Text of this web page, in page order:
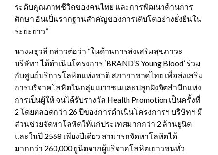
ระดับคุณภาพชีวิตของคนไทย และการพัฒนาด้านการ
ศึกษา อันเป็นรากฐานสำคัญของการเติบโตอย่างยั่งยืนใน
ระยะยาว”
นางมธุวลี กล่าวต่อว่า “ในด้านการส่งเสริมสุขภาวะ
บริษัทฯ ได้ดำเนินโครงการ ‘BRAND’S Young Blood’ ร่วม
กับศูนย์บริการโลหิตแห่งชาติ สภากาชาดไทย เพื่อส่งเสริม
การบริจาคโลหิตในกลุ่มเยาวชนและปลูกฝังจิตสำนึกแห่ง
การเป็นผู้ให้ จนได้รับรางวัล Health Promotion เป็นครั้งที่
2 โดยตลอดกว่า 26 ปีของการดำเนินโครงการฯ บริษัทฯ มี
ส่วนช่วยจัดหาโลหิตให้แก่ประเทศมากกว่า 2 ล้านยูนิต
และในปี 2568 เพียงปีเดียว สามารถจัดหาโลหิตได้
มากกว่า 260,000 ยูนิตจากผู้บริจาคโลหิตเยาวชนทั่ว